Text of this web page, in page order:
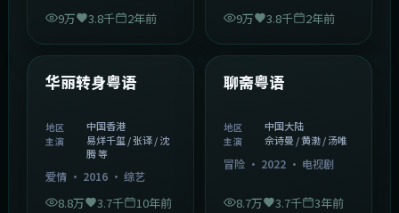
9万 3.8千 2年前 9万 3.8千 2年前
精选
华丽转身粤语
地区 中国香港
主演
易烊千玺 / 张译 / 沈
腾 等
爱情· 2016· 综艺
8.8万 3.7千 10年前
精选
聊斋粤语
地区 中国大陆
主演 佘诗曼 / 黄渤 / 汤唯
冒险· 2022· 电视剧
8.7万 3.7千 3年前